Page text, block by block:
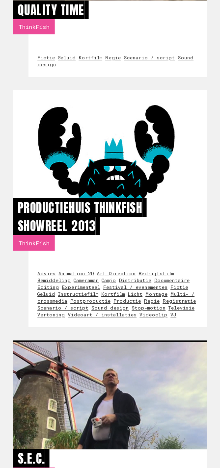
QUALITY TIME
ThinkFish
Fictie Geluid Kortfilm Regie Scenario / script
Sound
design
PRODUCTIEHUIS THINKFISH
SHOWREEL 2013
ThinkFish
Advies Animation 2D Art Direction
Bedrijfsfilm
Bemiddeling Cameraman Camjo Distributie Documentaire
Editing
Experimenteel Festival / evenementen
Fictie
Geluid Instructiefilm Kortfilm Licht Montage Multi- /
crossmedia
Postproductie Productie Regie Registratie
Scenario / script
Sound design Stop-motion Televisie
Vertoning Videoart / installaties Videoclip VJ
S.E.C.